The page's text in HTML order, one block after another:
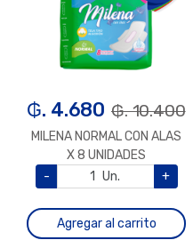
₲. 4.680 ₲. 10.400
MILENA NORMAL CON ALAS
X 8 UNIDADES
-
Un. +
Agregar al carrito